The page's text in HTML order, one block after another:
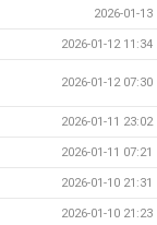
2026-01-13
2026-01-12 11:34
2026-01-12 07:30
2026-01-11 23:02
2026-01-11 07:21
2026-01-10 21:31
2026-01-10 21:23